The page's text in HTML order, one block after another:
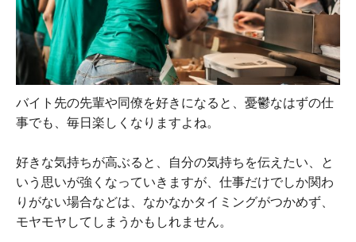
バイト先の先輩や同僚を好きになると、憂鬱なはずの仕
事でも、毎日楽しくなりますよね。
好きな気持ちが高ぶると、自分の気持ちを伝えたい、と
いう思いが強くなっていきますが、仕事だけでしか関わ
りがない場合などは、なかなかタイミングがつかめず、
モヤモヤしてしまうかもしれません。